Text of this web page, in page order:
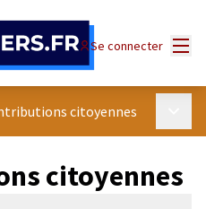
Se connecter
citoyennes
citoyennes